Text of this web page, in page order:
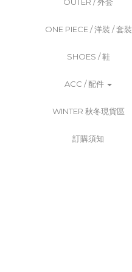
ONE PIECE / 洋裝 / 套裝
SHOES / 鞋
ACC / 配件
WINTER 秋冬現貨區
訂購須知